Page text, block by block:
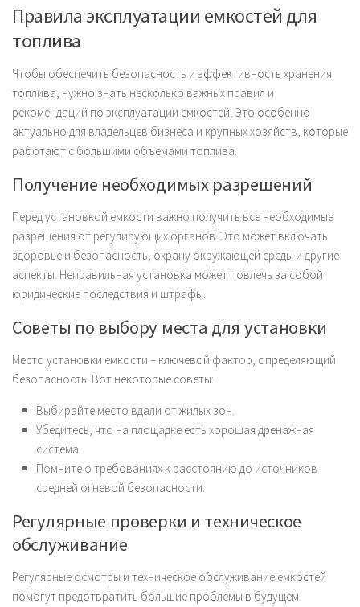
Правила эксплуатации емкостей для
топлива
Чтобы обеспечить безопасность и эффективность хранения
топлива, нужно знать несколько важных правил и
рекомендаций по эксплуатации емкостей. Это особенно
актуально для владельцев бизнеса и крупных хозяйств, которые
работают с большими объемами топлива.
Получение необходимых разрешений
Перед установкой емкости важно получить все необходимые
разрешения от регулирующих органов. Это может включать
здоровье и безопасность, охрану окружающей среды и другие
аспекты. Неправильная установка может повлечь за собой
юридические последствия и штрафы.
Советы по выбору места для установки
Место установки емкости – ключевой фактор, определяющий
безопасность. Вот некоторые советы:
Выбирайте место вдали от жилых зон.
Убедитесь, что на площадке есть хорошая дренажная
система.
Помните о требованиях к расстоянию до источников
средней огневой безопасности.
Регулярные проверки и техническое
обслуживание
Регулярные осмотры и техническое обслуживание емкостей
помогут предотвратить большие проблемы в будущем.